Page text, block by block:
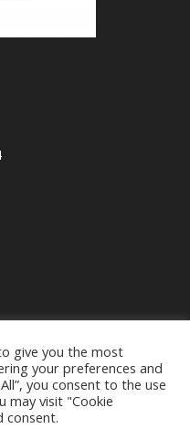
privacidad
give you the most
your preferences and
you consent to the use
may visit "Cookie
consent.